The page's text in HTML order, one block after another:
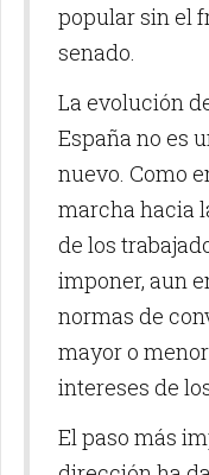
popular sin el
senado.
La evolución
España no es
nuevo. Como
marcha hacia
de los
imponer, aun
normas de
mayor o
intereses de
El paso más